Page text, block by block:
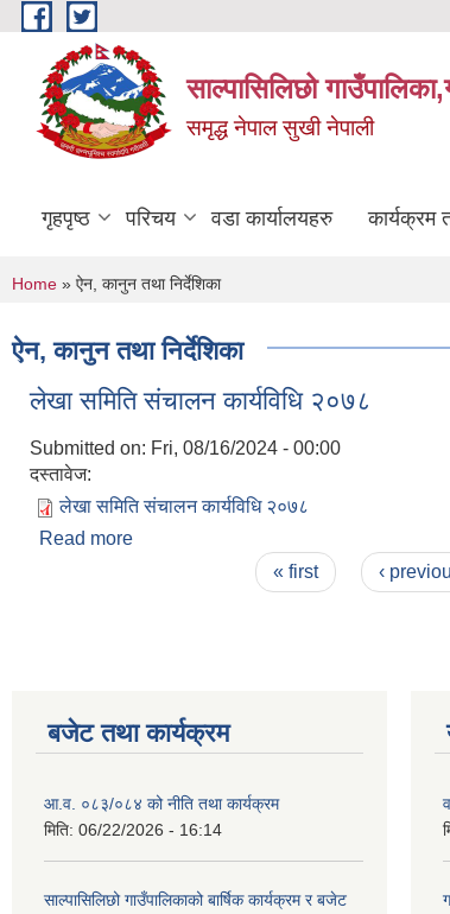
Skip to main content
साल्पासिलिछो
समृद्ध नेपाल सुखी नेपाली
गृहपृष्ठ परिचय वडा कार्यालयहरु कार्यक्रम
You are here
Home » ऐन, कानुन तथा निर्देशिका
ऐन, कानुन तथा निर्देशिका
लेखा समिति संचालन कार्यविधि २०७८
Submitted on: Fri, 08/16/2024 - 00:00
दस्तावेज:
लेखा समिति संचालन कार्यविधि २०७८
Read more
« first ‹
बजेट तथा कार्यक्रम
आ.व. ०८३/०८४ को नीति तथा कार्यक्रम
मिति: 06/22/2026 - 16:14
साल्पासिलिछो गाउँपालिकाको बार्षिक कार्यक्रम र बजेट